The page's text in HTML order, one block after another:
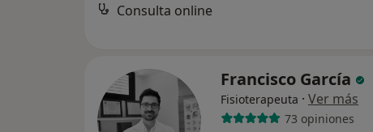
Consulta online
Francisco García
Fisioterapeuta · Ver más
73 opiniones